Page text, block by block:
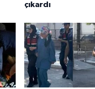
çıkardı